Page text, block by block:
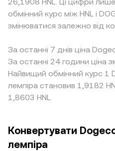
обмінний курс між HNL і
змінюватися залежно від
За останні 7 днів ціна
За останні 24 години ціна
Найвищий обмінний курс 1
лемпіра становив 1,9182
1,8603 HNL.
Конвертувати
лемпіра